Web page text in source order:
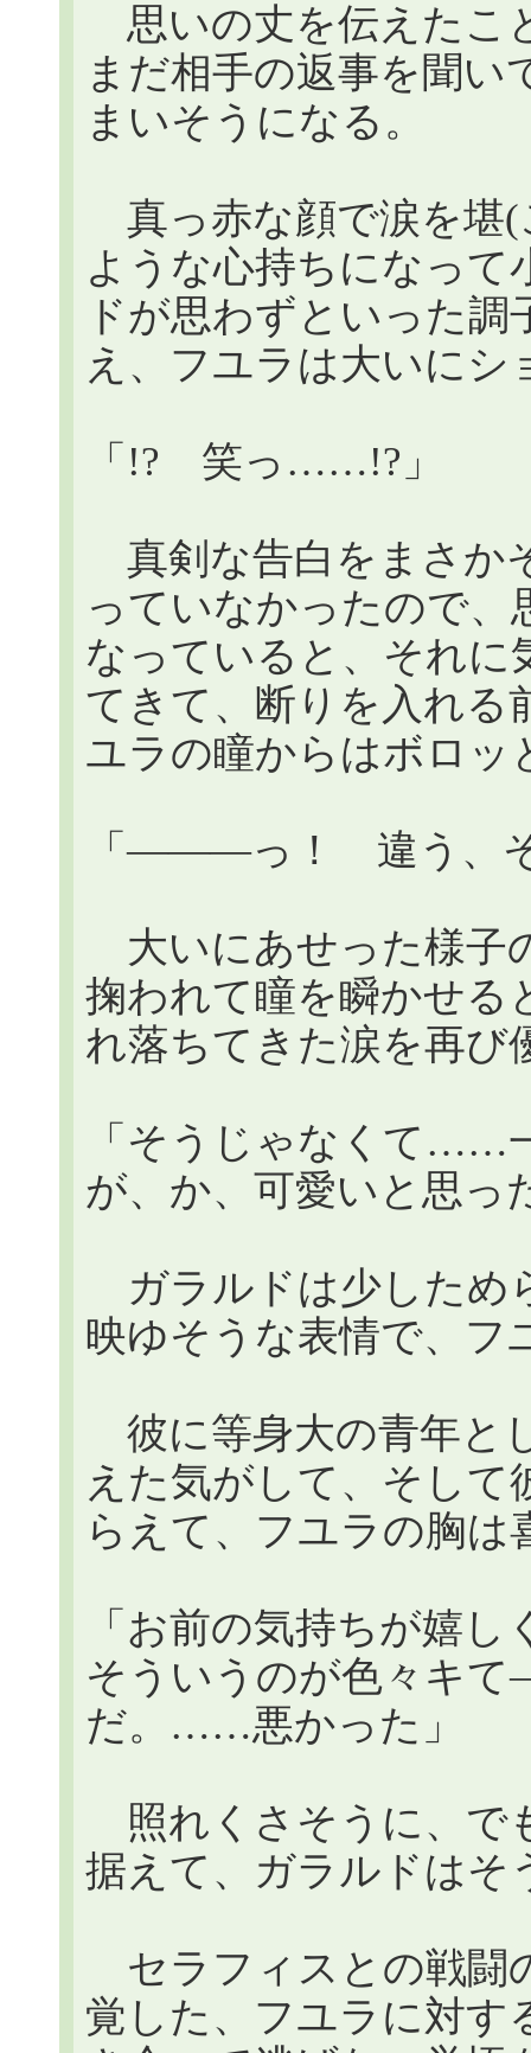
思いの丈を伝えたこ
まだ相手の返事を聞
まいそうになる。
真っ赤な顔で涙を堪(
ような心持ちになって
ドが思わずといった
え、フユラは大いにシ
「!? 笑っ……!?」
真剣な告白をまさか
っていなかったので、
なっていると、それに
てきて、断りを入れる
ユラの瞳からはボロッ
「―――っ！ 違う、そ
大いにあせった様子
掬われて瞳を瞬かせる
れ落ちてきた涙を再び
「そうじゃなくて……
が、か、可愛いと思
ガラルドは少しため
映ゆそうな表情で、フ
彼に等身大の青年と
えた気がして、そし
らえて、フユラの胸は
「お前の気持ちが嬉
そういうのが色々キ
だ。……悪かった」
照れくさそうに、で
据えて、ガラルドはそ
セラフィスとの戦闘
覚した、フユラに対